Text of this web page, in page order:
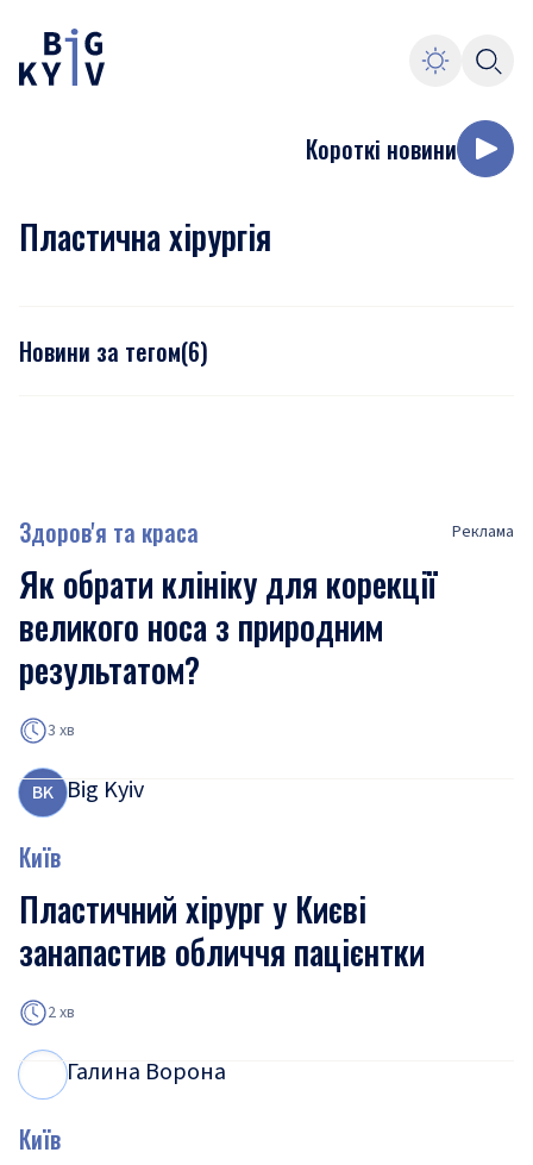
Короткі новини
Пластична хірургія
Новини за тегом(6)
Здоров'я та краса Реклама
Як обрати клініку для корекції
великого носа з природним
результатом?
3 хв
BK Big Kyiv
Київ
Пластичний хірург у Києві
занапастив обличчя пацієнтки
2 хв
Галина Ворона
Київ